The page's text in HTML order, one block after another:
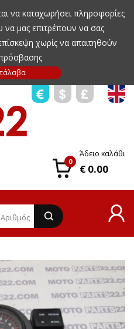
να καταχωρήσει πληροφορίες
μας επιτρέπουν να σας
χωρίς να απαιτηθούν
0
Άδειο καλάθι
€ 0.00